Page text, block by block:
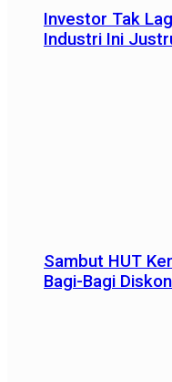
Investor Tak
Industri Ini
Sambut HUT
Bagi-Bagi